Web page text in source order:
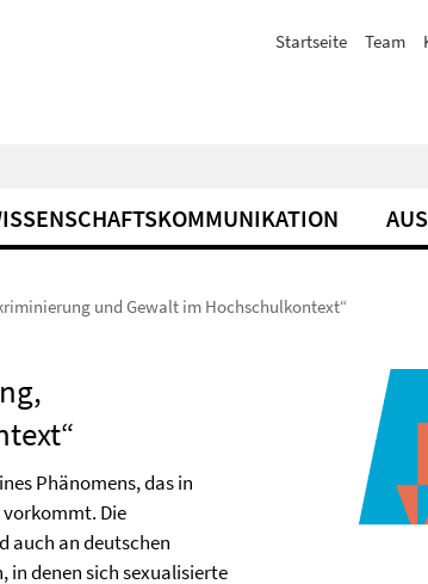
Startseite Team
und Gewalt im Hochschulkontext“
Phänomens, das in
vorkommt. Die
auch an deutschen
in denen sich sexualisierte